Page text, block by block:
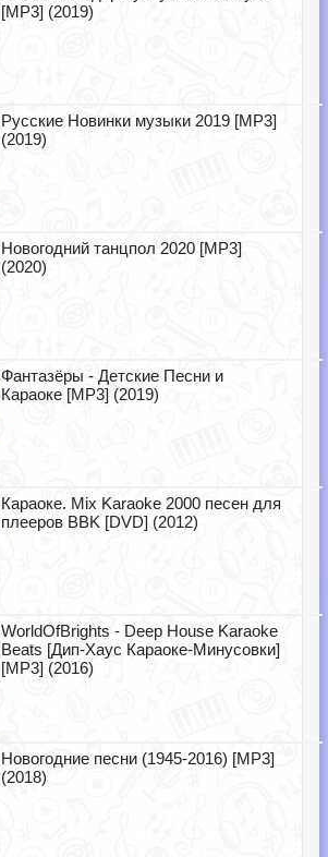
[MP3] (2019)
Русские Новинки музыки 2019 [MP3]
(2019)
Новогодний танцпол 2020 [MP3]
(2020)
Фантазёры - Детские Песни и
Караоке [MP3] (2019)
Караоке. Mix Karaoke 2000 песен для
плееров BBK [DVD] (2012)
WorldOfBrights - Deep House Karaoke
Beats [Дип-Хаус Караоке-Минусовки]
[MP3] (2016)
Новогодние песни (1945-2016) [MP3]
(2018)